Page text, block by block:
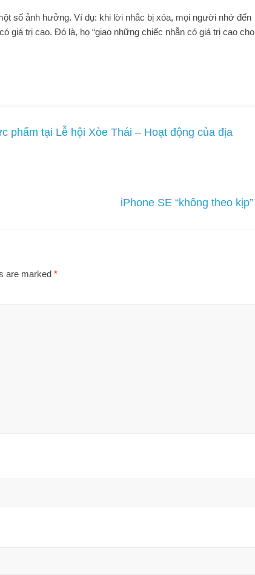
số ảnh hưởng. Ví dụ: khi lời nhắc bị xóa, mọi người nhớ đến
giá trị cao. Đó là, họ “giao những chiếc nhẫn có giá trị cao cho
phẩm tại Lễ hội Xòe Thái – Hoạt động của địa
iPhone SE “không theo kịp”
are marked *